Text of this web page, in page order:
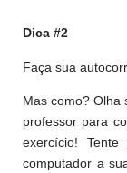
Dica #2
Faça sua
Mas como? Olha
professor para
exercício!
computador a